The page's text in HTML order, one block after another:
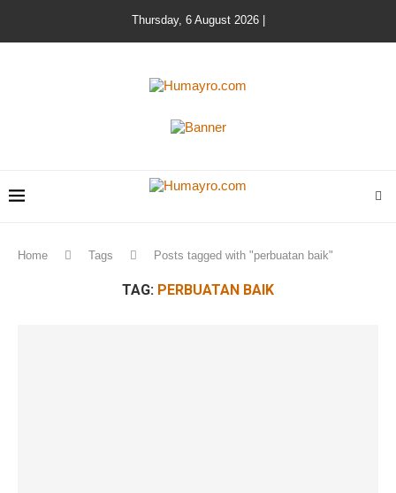
Thursday, 6 August 2026 |
Home Tags Posts tagged with "perbuatan baik"
TAG: PERBUATAN BAIK